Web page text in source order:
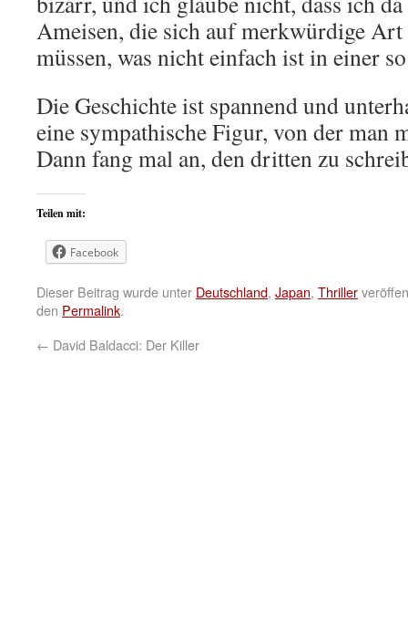
Ameisen, die sich auf merkwürdige
müssen, was nicht einfach ist in einer
Die Geschichte ist spannend und
eine sympathische Figur, von der man
Dann fang mal an, den dritten zu
Teilen mit:
Facebook
Dieser Beitrag wurde unter Deutschland, Japan, Thriller
den Permalink.
← David Baldacci: Der Killer